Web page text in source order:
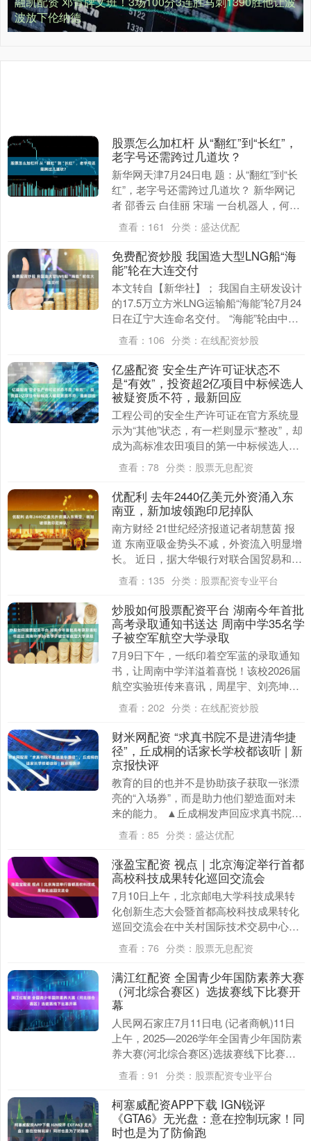
波放下伦纳德
股票怎么加杠杆 从“翻红”到“长红”，
老字号还需跨过几道坎？
新华网天津7月24日电 题：从“翻红”到“长
红”，老字号还需跨过几道坎？ 新华网记
者 邵香云 白佳丽 宋瑞 一台机器人，何以
成为时装周的“超模”？在2026天津....
查看： 161 分类： 盛达优配
免费配资炒股 我国造大型LNG船“海
能”轮在大连交付
本文转自【新华社】； 我国自主研发设计
的17.5万立方米LNG运输船“海能”轮7月24
日在辽宁大连命名交付。 “海能”轮由中船
大连造船联合中船贸易为招商轮船建造....
查看： 106 分类： 在线配资炒股
亿盛配资 安全生产许可证状态不
是“有效”，投资超2亿项目中标候选人
被疑资质不符，最新回应
工程公司的安全生产许可证在官方系统显
示为“其他”状态，有一栏则显示“整改”，却
成为高标准农田项目的第一中标候选人？
近日，一家工程公司反映，其投标黑龙江
省庆安县....
查看： 78 分类： 股票无息配资
优配利 去年2440亿美元外资涌入东
南亚，新加坡领跑印尼掉队
南方财经 21世纪经济报道记者胡慧茵 报
道 东南亚吸金势头不减，外资流入明显增
长。 近日，据大华银行对联合国贸易和发
展会议最新数据的分析，2025年流入东南
亚的....
查看： 135 分类： 股票配资专业平台
炒股如何股票配资平台 湖南今年首批
高考录取通知书送达 周南中学35名学
子被空军航空大学录取
7月9日下午，一纸印着空军蓝的录取通知
书，让周南中学洋溢着喜悦！该校2026届
航空实验班传来喜讯，周星宇、刘亮坤等
35名航空班学生率先拿到全省首批空军航
空大学录....
查看： 202 分类： 在线配资炒股
财米网配资 “求真书院不是进清华捷
径”，丘成桐的话家长学校都该听 | 新
京报快评
教育的目的也并不是协助孩子获取一张漂
亮的“入场券”，而是助力他们塑造面对未
来的能力。 ▲丘成桐发声回应求真书院考
核争议：改革招生考核，书院不是上名校
的捷径。图/....
查看： 85 分类： 盛达优配
涨盈宝配资 视点｜北京海淀举行首都
高校科技成果转化巡回交流会
7月10日上午，北京邮电大学科技成果转
化创新生态大会暨首都高校科技成果转化
巡回交流会在中关村国际技术交易中心举
行。活动以“五方六力·海智汇”为主题，是
海淀区“五....
查看： 76 分类： 股票无息配资
满江红配资 全国青少年国防素养大赛
（河北综合赛区）选拔赛线下比赛开
幕
人民网石家庄7月11日电 (记者商帆)11日
上午，2025—2026学年全国青少年国防素
养大赛(河北综合赛区)选拔赛线下比赛在
河北体育学院正定新区校区开幕，赛程....
查看： 91 分类： 股票配资专业平台
柯塞威配资APP下载 IGN锐评
《GTA6》无光盘：意在控制玩家！同
时也是为了防偷跑